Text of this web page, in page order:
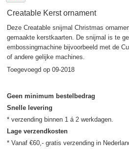
Creatable Kerst ornament
Deze Creatable snijmal Christmas
gemaakte kerstkaarten. De snijmal is te
embossingmachine bijvoorbeeld met de
of andere gelijke machines.
Toegevoegd op 09-2018
Geen minimum bestelbedrag
Snelle levering
Lage verzendkosten
* Vanaf €60,- gratis verzending in